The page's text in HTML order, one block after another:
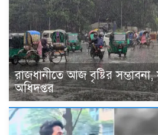
রাজধানীতে আজ বৃষ্টির
অধিদপ্তর